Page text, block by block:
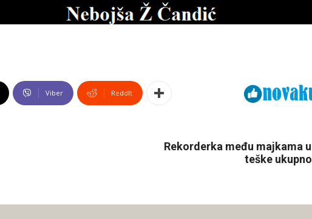
Viber ReddIt
Rekorderka među majkama
teške